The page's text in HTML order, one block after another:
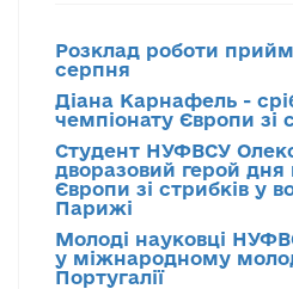
Розклад роботи
серпня
Діана Карнафель -
чемпіонату Європи зі
Студент НУФВСУ
дворазовий герой дня
Європи зі стрибків у
Парижі
Молоді науковці
у міжнародному
Португалії